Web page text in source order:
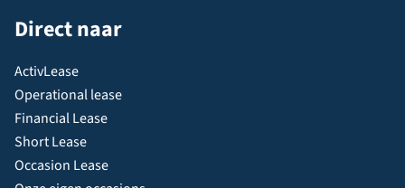
Direct naar
ActivLease
Operational lease
Financial Lease
Short Lease
Occasion Lease